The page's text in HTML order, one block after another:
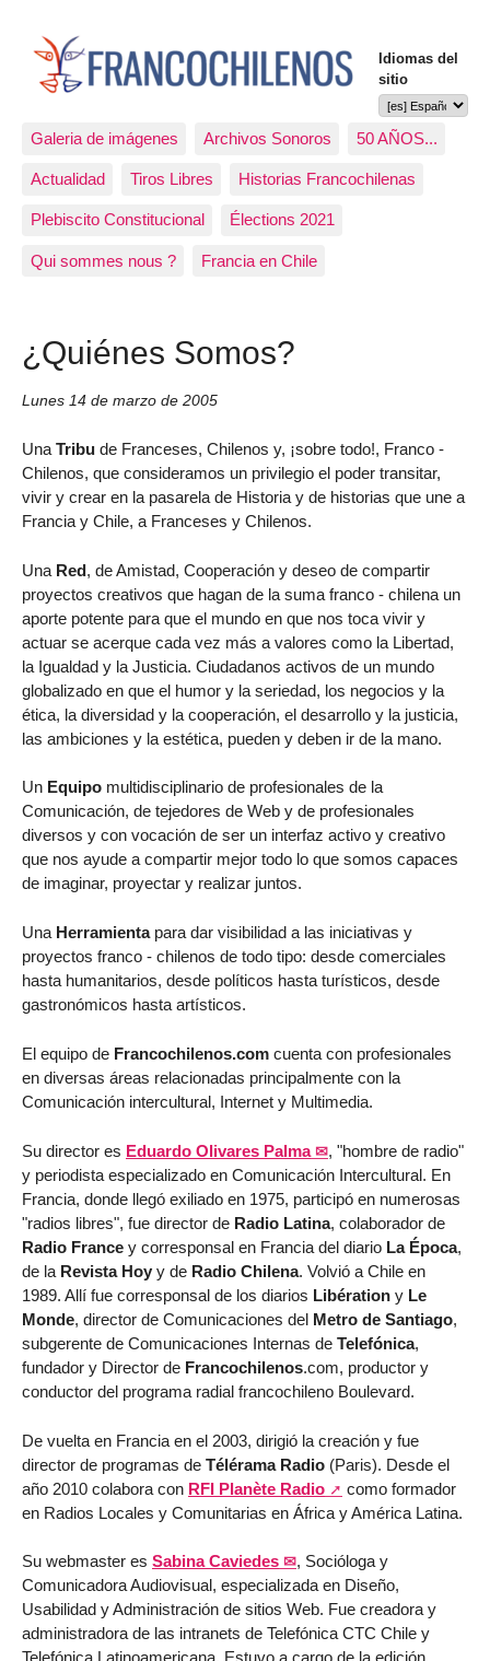
Idiomas del
sitio
Galeria de imágenes Archivos Sonoros 50 AÑOS...
Actualidad Tiros Libres Historias Francochilenas
Plebiscito Constitucional Élections 2021
Qui sommes nous ? Francia en Chile
¿Quiénes Somos?
Lunes 14 de marzo de 2005
Una Tribu de Franceses, Chilenos y, ¡sobre todo!, Franco -
Chilenos, que consideramos un privilegio el poder transitar,
vivir y crear en la pasarela de Historia y de historias que une a
Francia y Chile, a Franceses y Chilenos.
Una Red, de Amistad, Cooperación y deseo de compartir
proyectos creativos que hagan de la suma franco - chilena un
aporte potente para que el mundo en que nos toca vivir y
actuar se acerque cada vez más a valores como la Libertad,
la Igualdad y la Justicia. Ciudadanos activos de un mundo
globalizado en que el humor y la seriedad, los negocios y la
ética, la diversidad y la cooperación, el desarrollo y la justicia,
las ambiciones y la estética, pueden y deben ir de la mano.
Un Equipo multidisciplinario de profesionales de la
Comunicación, de tejedores de Web y de profesionales
diversos y con vocación de ser un interfaz activo y creativo
que nos ayude a compartir mejor todo lo que somos capaces
de imaginar, proyectar y realizar juntos.
Una Herramientapara dar visibilidad a las iniciativas y
proyectos franco - chilenos de todo tipo: desde comerciales
hasta humanitarios, desde políticos hasta turísticos, desde
gastronómicos hasta artísticos.
El equipo de Francochilenos.com cuenta con profesionales
en diversas áreas relacionadas principalmente con la
Comunicación intercultural, Internet y Multimedia.
Su director es Eduardo Olivares Palma
, "hombre de radio"
y periodista especializado en Comunicación Intercultural. En
Francia, donde llegó exiliado en 1975, participó en numerosas
"radios libres", fue director de Radio Latina, colaborador de
Radio France y corresponsal en Francia del diario La Época,
de la Revista Hoy y de Radio Chilena. Volvió a Chile en
1989. Allí fue corresponsal de los diarios Libération y Le
Monde, director de Comunicaciones del Metro de Santiago,
subgerente de Comunicaciones Internas de Telefónica,
fundador y Director de Francochilenos.com, productor y
conductor del programa radial francochileno Boulevard.
De vuelta en Francia en el 2003, dirigió la creación y fue
director de programas de Télérama Radio (Paris). Desde el
año 2010 colabora con RFI Planète Radio
como formador
en Radios Locales y Comunitarias en África y América Latina.
Su webmaster es Sabina Caviedes
, Socióloga y
Comunicadora Audiovisual, especializada en Diseño,
Usabilidad y Administración de sitios Web. Fue creadora y
administradora de las intranets de Telefónica CTC Chile y